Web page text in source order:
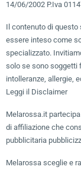
14/06/2002 P.Iva
Il contenuto di questo
essere inteso come
specializzato.
solo se sono soggetti
intolleranze, allergie,
Leggi il Disclaimer
Melarossa.it
di affiliazione che
pubblicitaria
Melarossa sceglie e